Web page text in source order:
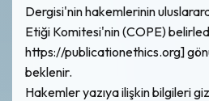
Dergisi'nin hakemlerinin
Etiği Komitesi'nin (COPE)
https://publicationethics.org]
beklenir.
Hakemler yazıya ilişkin bilgileri